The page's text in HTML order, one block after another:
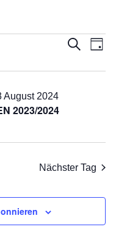
SucheTag
2023/2024
August 2024
Nächster Tag